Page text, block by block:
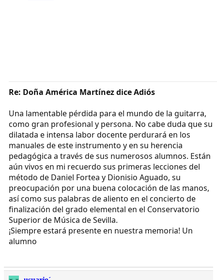
Re: Doña América Martínez dice Adiós
Una lamentable pérdida para el mundo de la guitarra,
como gran profesional y persona. No cabe duda que su
dilatada e intensa labor docente perdurará en los
manuales de este instrumento y en su herencia
pedagógica a través de sus numerosos alumnos. Están
aún vivos en mi recuerdo sus primeras lecciones del
método de Daniel Fortea y Dionisio Aguado, su
preocupación por una buena colocación de las manos,
así como sus palabras de aliento en el concierto de
finalización del grado elemental en el Conservatorio
Superior de Música de Sevilla.
¡Siempre estará presente en nuestra memoria! Un
alumno